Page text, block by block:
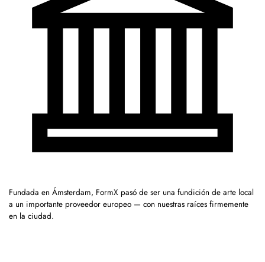
Fundada en Ámsterdam, FormX pasó de ser una fundición de arte local
a un importante proveedor europeo — con nuestras raíces firmemente
en la ciudad.